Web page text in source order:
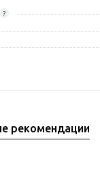
?
рекомендации